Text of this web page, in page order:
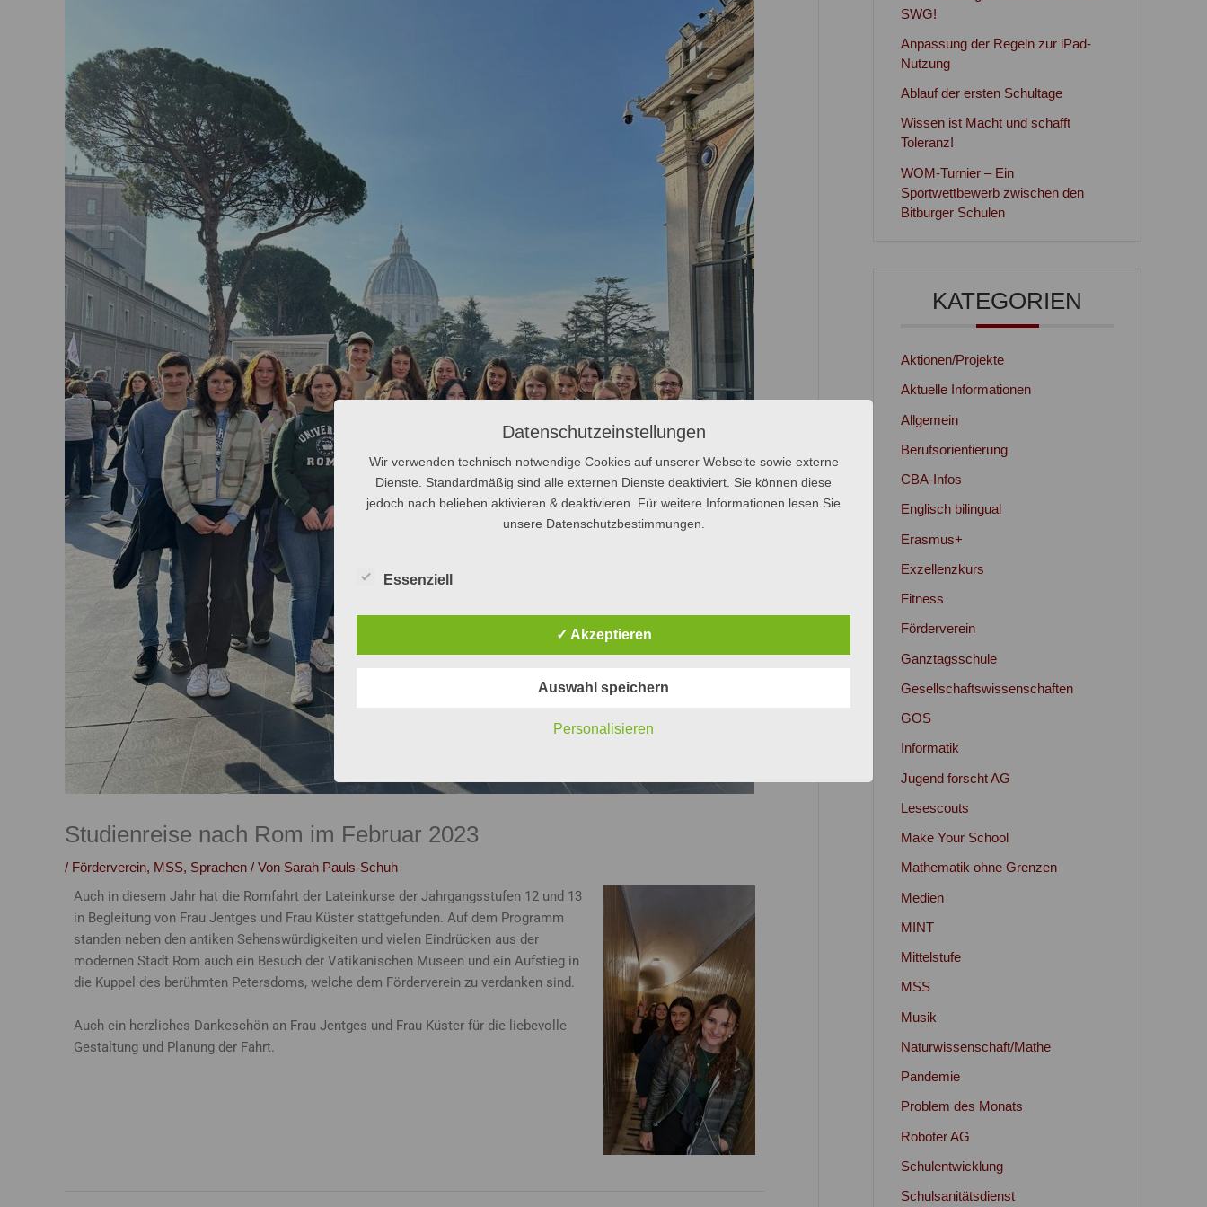
Studienreise nach Rom im Februar 2023
/ Förderverein, MSS, Sprachen / Von Sarah Pauls-Schuh
Auch in diesem Jahr hat die Romfahrt der Lateinkurse der Jahrgangsstufen 12 und 13
in Begleitung von Frau Jentges und Frau Küster stattgefunden. Auf dem Programm
standen neben den antiken Sehenswürdigkeiten und vielen Eindrücken aus der
modernen Stadt Rom auch ein Besuch der Vatikanischen Museen und ein Aufstieg in
die Kuppel des berühmten Petersdoms, welche dem Förderverein zu verdanken sind.
Auch ein herzliches Dankeschön an Frau Jentges und Frau Küster für die liebevolle
Gestaltung und Planung der Fahrt.
SWG!
Anpassung der Regeln zur iPad-
Nutzung
Ablauf der ersten Schultage
Wissen ist Macht und schafft
Toleranz!
WOM-Turnier – Ein
Sportwettbewerb zwischen den
Bitburger Schulen
KATEGORIEN
Aktionen/Projekte
Aktuelle Informationen
Allgemein
Berufsorientierung
CBA-Infos
Englisch bilingual
Erasmus+
Exzellenzkurs
Fitness
Förderverein
Ganztagsschule
Gesellschaftswissenschaften
GOS
Informatik
Jugend forscht AG
Lesescouts
Make Your School
Mathematik ohne Grenzen
Medien
MINT
Mittelstufe
MSS
Musik
Naturwissenschaft/Mathe
Pandemie
Problem des Monats
Roboter AG
Schulentwicklung
Schulsanitätsdienst
Datenschutzeinstellungen
Wir verwenden technisch notwendige Cookies auf unserer Webseite sowie externe
Dienste. Standardmäßig sind alle externen Dienste deaktiviert. Sie können diese
jedoch nach belieben aktivieren & deaktivieren. Für weitere Informationen lesen Sie
unsere Datenschutzbestimmungen.
Essenziell
✓ Akzeptieren
Auswahl speichern
Personalisieren